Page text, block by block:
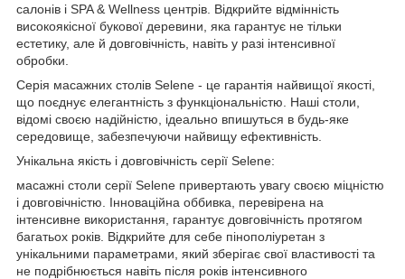
салонів і SPA & Wellness центрів. Відкрийте відмінність
високоякісної букової деревини, яка гарантує не тільки
естетику, але й довговічність, навіть у разі інтенсивної
обробки.
Серія масажних столів Selene - це гарантія найвищої якості,
що поєднує елегантність з функціональністю. Наші столи,
відомі своєю надійністю, ідеально впишуться в будь-яке
середовище, забезпечуючи найвищу ефективність.
Унікальна якість і довговічність серії Selene:
масажні столи серії Selene привертають увагу своєю міцністю
і довговічністю. Інноваційна оббивка, перевірена на
інтенсивне використання, гарантує довговічність протягом
багатьох років. Відкрийте для себе пінополіуретан з
унікальними параметрами, який зберігає свої властивості та
не подрібнюється навіть після років інтенсивного